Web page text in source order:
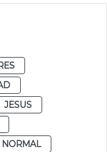
JESUS
NORMAL